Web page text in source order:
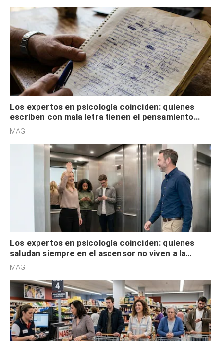
Los expertos en psicología coinciden: quienes
escriben con mala letra tienen el pensamiento
acelerado y no lo hacen por desinterés
MAG.
Los expertos en psicología coinciden: quienes
saludan siempre en el ascensor no viven a la
defensiva y tienen apertura social
MAG.